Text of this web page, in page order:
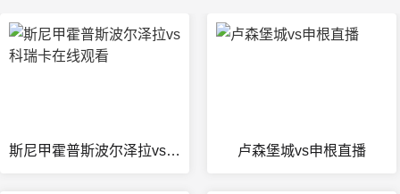
斯尼甲霍普斯波尔泽拉vs科瑞卡在线观看 卢森堡城vs申根直播